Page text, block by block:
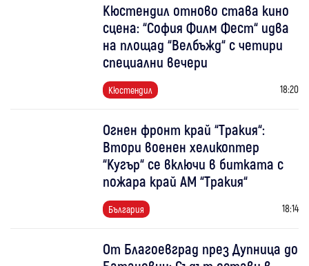
Кюстендил отново става кино
сцена: “София Филм Фест“ идва
на площад “Велбъжд“ с четири
специални вечери
Кюстендил 18:20
Огнен фронт край “Тракия“:
Втори военен хеликоптер
“Кугър“ се включи в битката с
пожара край АМ “Тракия“
България 18:14
От Благоевград през Дупница до